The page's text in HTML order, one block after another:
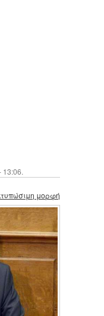
13:06.
μορφή